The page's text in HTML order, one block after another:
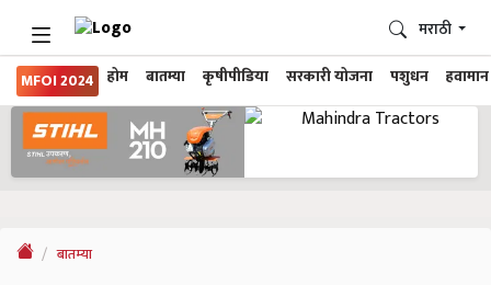
MFOI 2024 होम बातम्या कृषीपीडिया सरकारी योजना पशुधन हवामान
मराठी
बातम्या